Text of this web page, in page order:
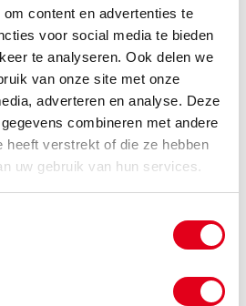
content en advertenties te
voor social media te bieden
te analyseren. Ook delen we
van onze site met onze
adverteren en analyse. Deze
combineren met andere
heeft verstrekt of die ze hebben
uw gebruik van hun services.
Omschrijving
Netto prijs
V-coil reparatieset 04129 UNF